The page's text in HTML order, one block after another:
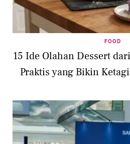
FOOD
15 Ide Olahan Dessert
Praktis yang Bikin